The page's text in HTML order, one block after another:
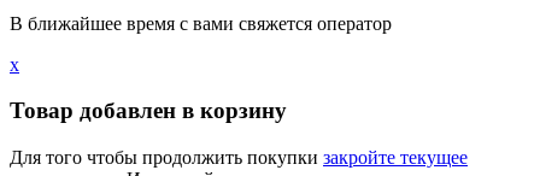
В ближайшее время с вами свяжется оператор
х
Товар добавлен в корзину
Для того чтобы продолжить покупки закройте текущее